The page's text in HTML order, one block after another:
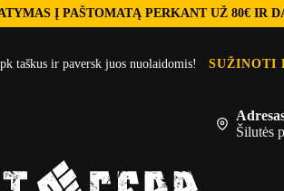
Į PAŠTOMATĄ PERKANT UŽ 80€ IR
taškus ir paversk juos nuolaidomis! SUŽINOTI
Šilutės